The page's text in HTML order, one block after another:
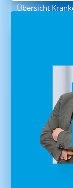
Übersicht